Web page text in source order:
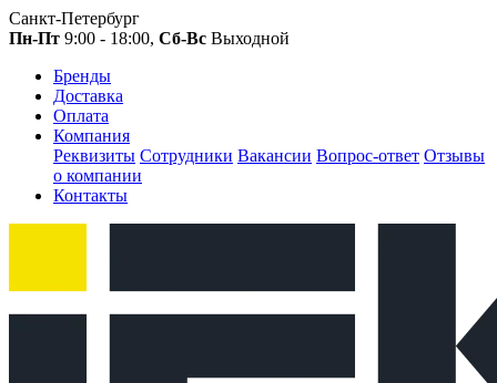
Санкт-Петербург
Пн-Пт 9:00 - 18:00, Сб-Вс Выходной
Бренды
Доставка
Оплата
Компания
Реквизиты Сотрудники Вакансии Вопрос-ответ Отзывы
о компании
Контакты